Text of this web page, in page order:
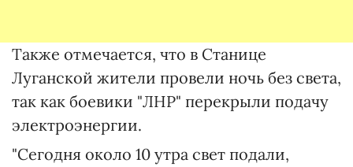
Также отмечается, что в Станице
Луганской жители провели ночь без света,
так как боевики "ЛНР" перекрыли подачу
электроэнергии.
"Сегодня около 10 утра свет подали,